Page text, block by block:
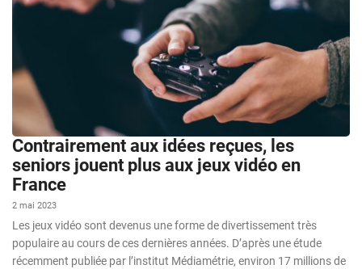
Contrairement aux idées reçues, les
seniors jouent plus aux jeux vidéo en
France
2 mai 2023
Les jeux vidéo sont devenus une forme de divertissement très
populaire au cours de ces dernières années. D’après une étude
récemment publiée par l’institut Médiamétrie, environ 17 millions de